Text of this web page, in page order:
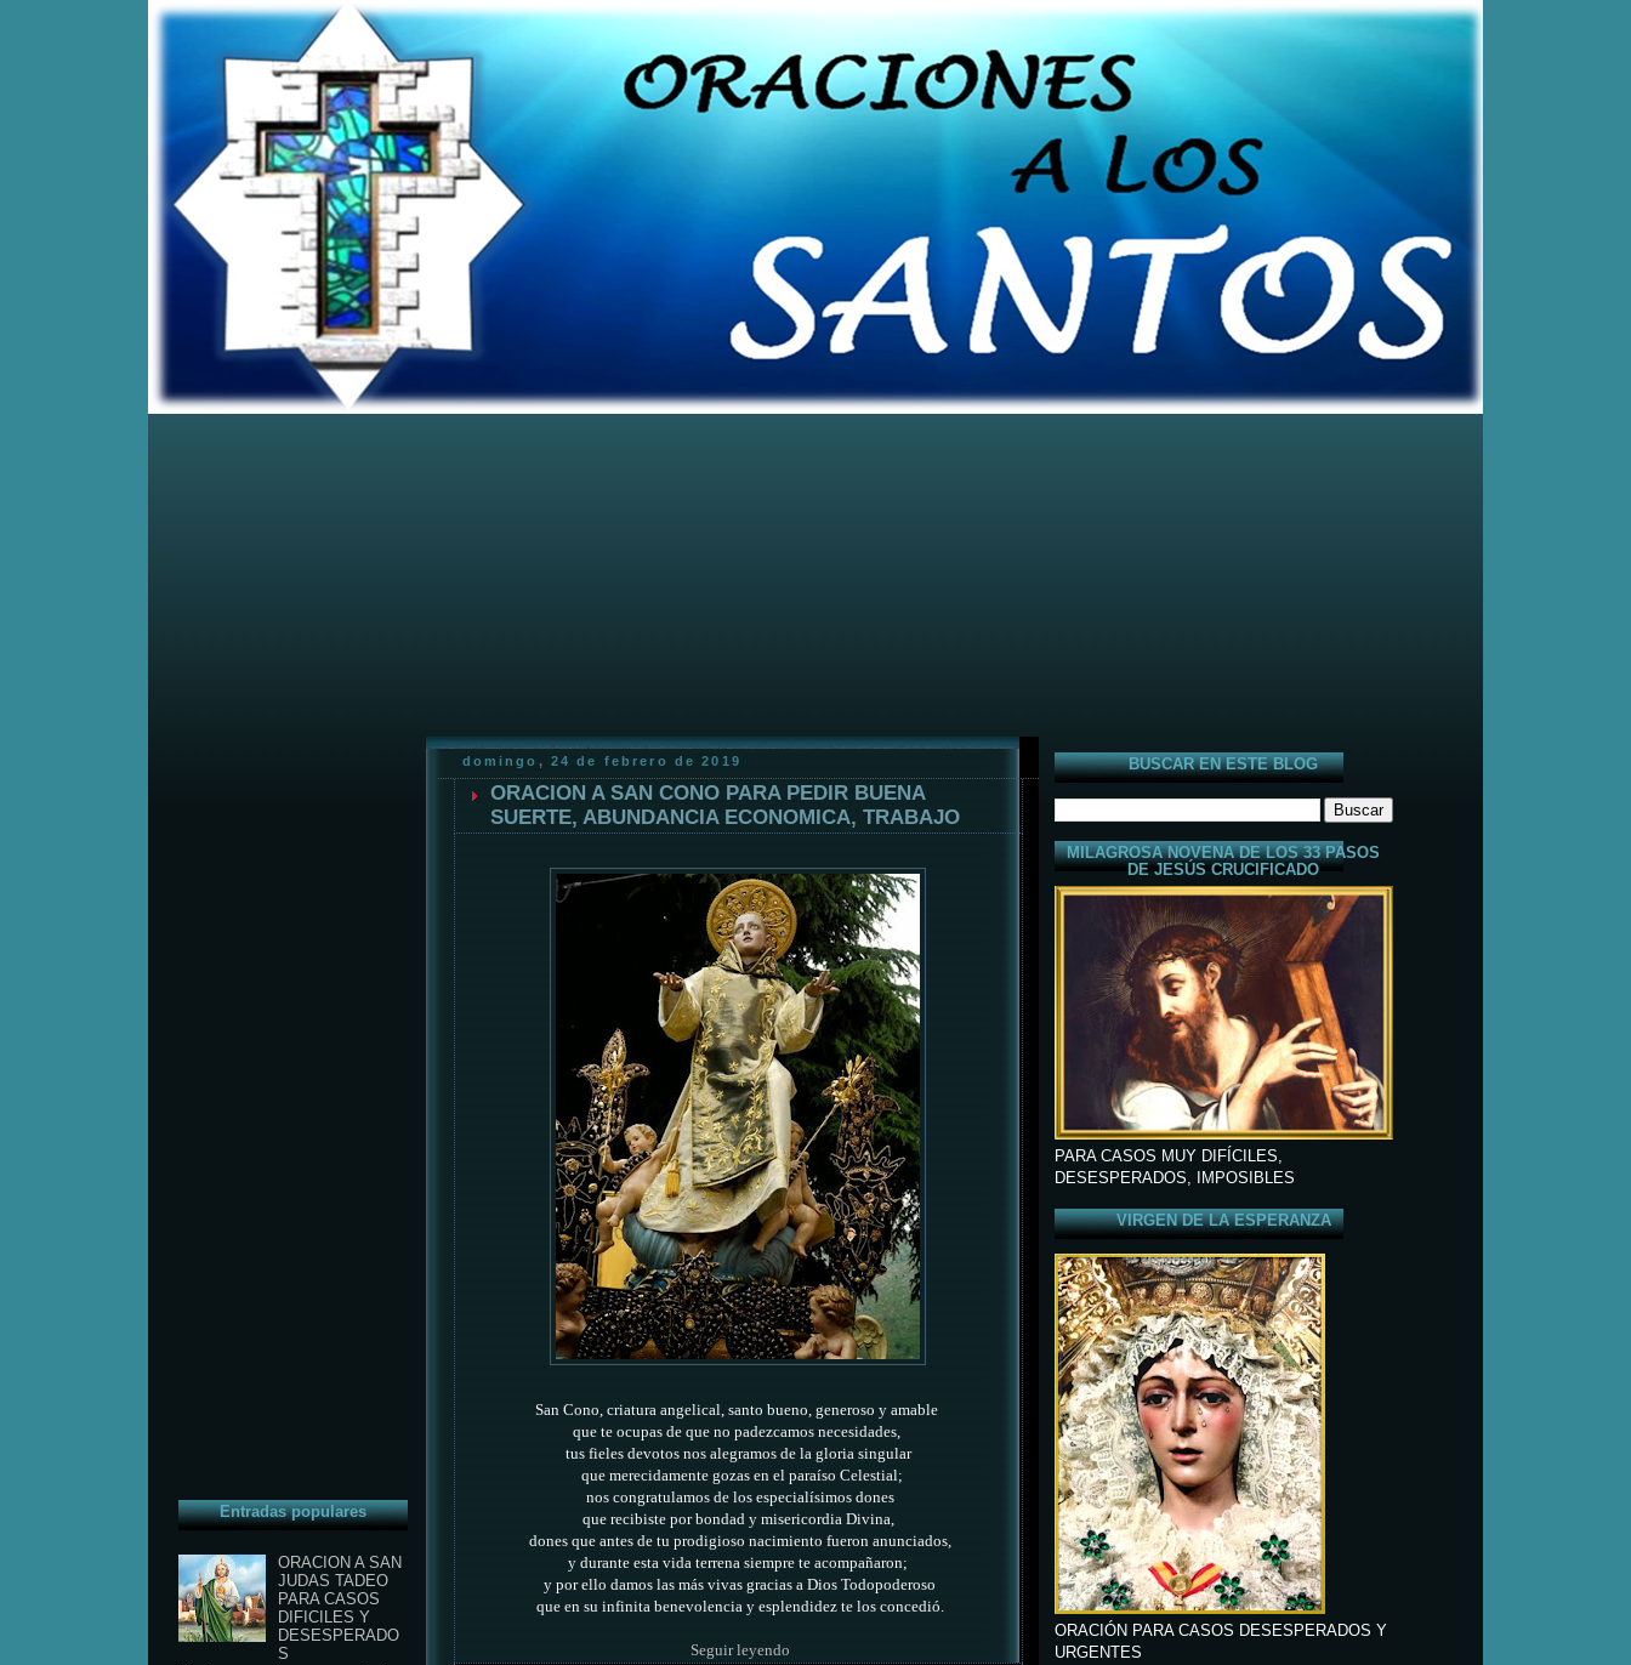
Home Posts RSS Comments RSS
Entradas populares
ORACION A SAN
JUDAS TADEO
PARA CASOS
DIFICILES Y
DESESPERADO
S
domingo, 24 de febrero de 2019
ORACION A SAN CONO PARA PEDIR BUENA
SUERTE, ABUNDANCIA ECONOMICA, TRABAJO
San Cono, criatura angelical, santo bueno, generoso y amable
que te ocupas de que no padezcamos necesidades,
tus fieles devotos nos alegramos de la gloria singular
que merecidamente gozas en el paraíso Celestial;
nos congratulamos de los especialísimos dones
que recibiste por bondad y misericordia Divina,
dones que antes de tu prodigioso nacimiento fueron anunciados,
y durante esta vida terrena siempre te acompañaron;
y por ello damos las más vivas gracias a Dios Todopoderoso
que en su infinita benevolencia y esplendidez te los concedió.
Seguir leyendo
BUSCAR EN ESTE BLOG
MILAGROSA NOVENA DE LOS 33 PASOS
DE JESÚS CRUCIFICADO
PARA CASOS MUY DIFÍCILES,
DESESPERADOS, IMPOSIBLES
VIRGEN DE LA ESPERANZA
ORACIÓN PARA CASOS DESESPERADOS Y
URGENTES